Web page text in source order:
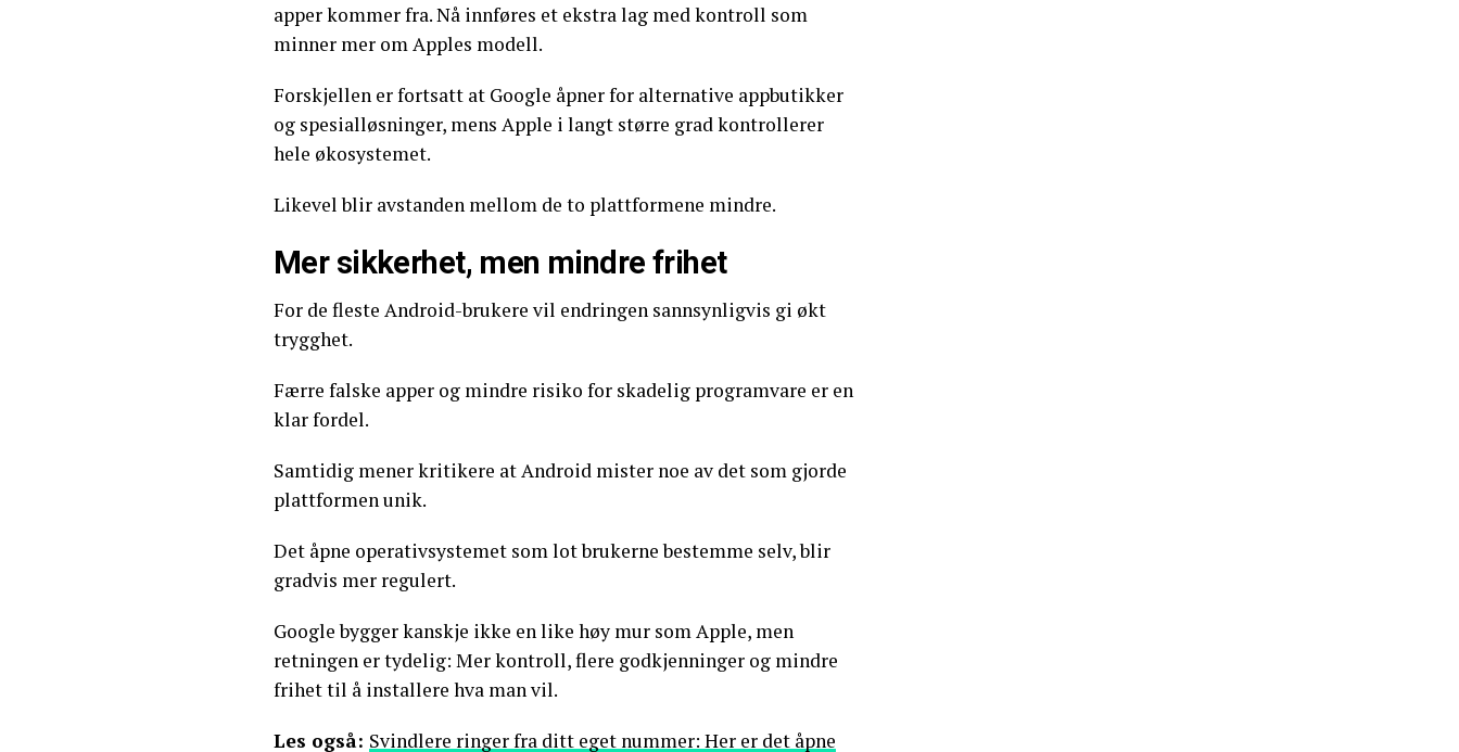
apper kommer fra. Nå innføres et ekstra lag med kontroll som
minner mer om Apples modell.
Forskjellen er fortsatt at Google åpner for alternative appbutikker
og spesialløsninger, mens Apple i langt større grad kontrollerer
hele økosystemet.
Likevel blir avstanden mellom de to plattformene mindre.
Mer sikkerhet, men mindre frihet
For de fleste Android-brukere vil endringen sannsynligvis gi økt
trygghet.
Færre falske apper og mindre risiko for skadelig programvare er en
klar fordel.
Samtidig mener kritikere at Android mister noe av det som gjorde
plattformen unik.
Det åpne operativsystemet som lot brukerne bestemme selv, blir
gradvis mer regulert.
Google bygger kanskje ikke en like høy mur som Apple, men
retningen er tydelig: Mer kontroll, flere godkjenninger og mindre
frihet til å installere hva man vil.
Les også: Svindlere ringer fra ditt eget nummer: Her er det åpne